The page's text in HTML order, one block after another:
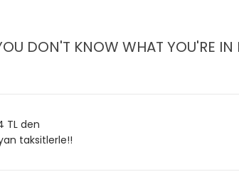
DON'T KNOW WHAT YOU'RE
TL den
taksitlerle!!